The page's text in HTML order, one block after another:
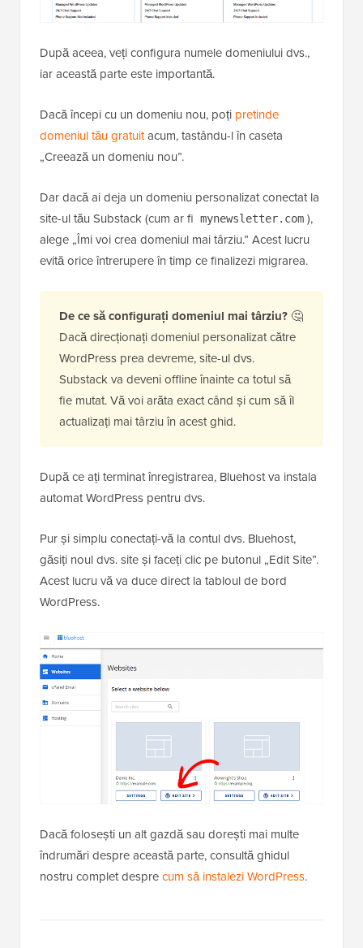
După aceea, veți configura numele domeniului dvs.,
iar această parte este importantă.
Dacă începi cu un domeniu nou, poți pretinde
domeniul tău gratuitacum, tastându-l în caseta
„Creează un domeniu nou”.
Dar dacă ai deja un domeniu personalizat conectat la
site-ul tău Substack (cum ar fi mynewsletter.com ),
alege „Îmi voi crea domeniul mai târziu.” Acest lucru
evită orice întrerupere în timp ce finalizezi migrarea.
De ce să configurați domeniul mai târziu? 🤔
Dacă direcționați domeniul personalizat către
WordPress prea devreme, site-ul dvs.
Substack va deveni offline înainte ca totul să
fie mutat. Vă voi arăta exact când și cum să îl
actualizați mai târziu în acest ghid.
După ce ați terminat înregistrarea, Bluehost va instala
automat WordPress pentru dvs.
Pur și simplu conectați-vă la contul dvs. Bluehost,
găsiți noul dvs. site și faceți clic pe butonul „Edit Site”.
Acest lucru vă va duce direct la tabloul de bord
WordPress.
Dacă folosești un alt gazdă sau dorești mai multe
îndrumări despre această parte, consultă ghidul
nostru complet desprecum să instalezi WordPress.